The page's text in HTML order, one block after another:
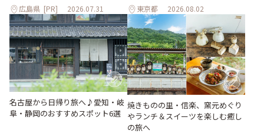
広島県 [PR] 2026.07.31 東京都 2026.08.02
名古屋から日帰り旅へ♪愛知・岐
阜・静岡のおすすめスポット6選
焼きものの里・信楽、窯元めぐり
やランチ＆スイーツを楽しむ癒し
の旅へ